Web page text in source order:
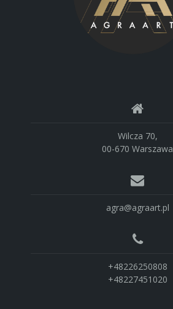
Wilcza 70,
00-670 Warszawa
agra@agraart.pl
+48226250808
+48227451020